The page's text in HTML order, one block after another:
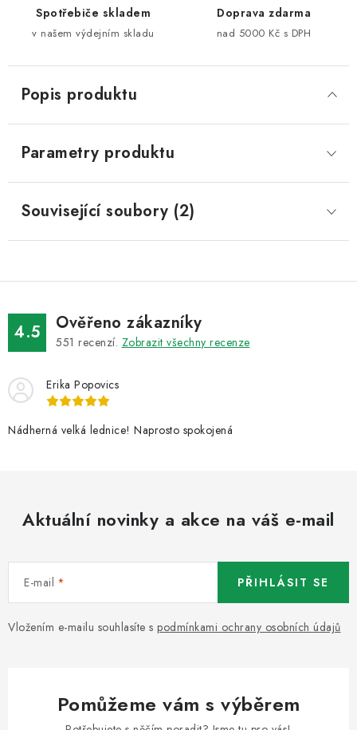
Spotřebiče skladem
v našem výdejním skladu
Doprava zdarma
nad 5000 Kč s DPH
Popis produktu
Parametry produktu
Související soubory (2)
4.5 Ověřeno zákazníky
551 recenzí. Zobrazit všechny recenze
Erika Popovics
Nádherná velká lednice! Naprosto spokojená
Aktuální novinky a akce na váš e-mail
E-mail
Vložením e-mailu souhlasíte s podmínkami ochrany osobních údajů
PŘIHLÁSIT SE
Pomůžeme vám s výběrem